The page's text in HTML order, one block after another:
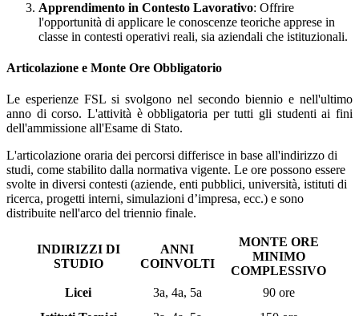
Apprendimento in Contesto Lavorativo: Offrire
l'opportunità di applicare le conoscenze teoriche apprese in
classe in contesti operativi reali, sia aziendali che istituzionali.
Articolazione e Monte Ore Obbligatorio
Le esperienze FSL si svolgono nel secondo biennio e nell'ultimo
anno di corso. L'attività è obbligatoria per tutti gli studenti ai fini
dell'ammissione all'Esame di Stato.
L'articolazione oraria dei percorsi differisce in base all'indirizzo di
studi, come stabilito dalla normativa vigente. Le ore possono essere
svolte in diversi contesti (aziende, enti pubblici, università, istituti di
ricerca, progetti interni, simulazioni d’impresa, ecc.) e sono
distribuite nell'arco del triennio finale.
INDIRIZZI DI
STUDIO
ANNI
COINVOLTI
MONTE ORE
MINIMO
COMPLESSIVO
Licei
3a, 4a, 5a
90 ore